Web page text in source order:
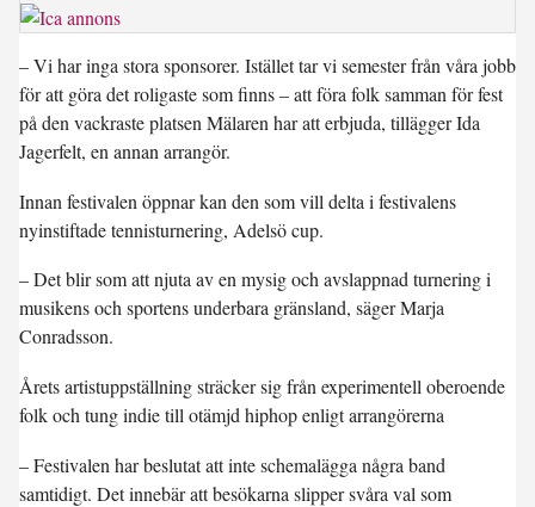
– Vi har inga stora sponsorer. Istället tar vi semester från våra jobb
för att göra det roligaste som finns – att föra folk samman för fest
på den vackraste platsen Mälaren har att erbjuda, tillägger Ida
Jagerfelt, en annan arrangör.
Innan festivalen öppnar kan den som vill delta i festivalens
nyinstiftade tennisturnering, Adelsö cup.
– Det blir som att njuta av en mysig och avslappnad turnering i
musikens och sportens underbara gränsland, säger Marja
Conradsson.
Årets artistuppställning sträcker sig från experimentell oberoende
folk och tung indie till otämjd hiphop enligt arrangörerna
– Festivalen har beslutat att inte schemalägga några band
samtidigt. Det innebär att besökarna slipper svåra val som